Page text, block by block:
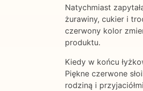
Natychmiast
żurawiny, cukier i
czerwony kolor
produktu.
Kiedy w końcu
Piękne czerwone
rodziną i